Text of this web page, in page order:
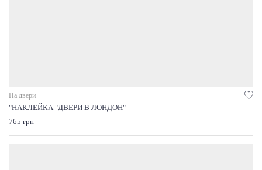
На двери
"НАКЛЕЙКА "ДВЕРИ В ЛОНДОН"
765 грн